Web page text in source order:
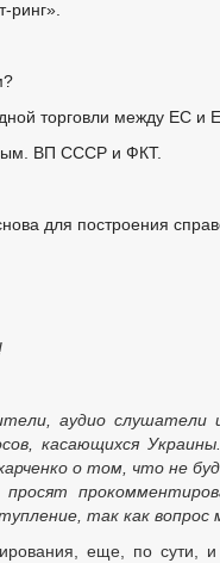
ринг».
торговли между ЕС и
ВП СССР и ФКТ.
для построения
аудио слушатели
касающихся
о том, что не
так как вопрос
еще, по сути,